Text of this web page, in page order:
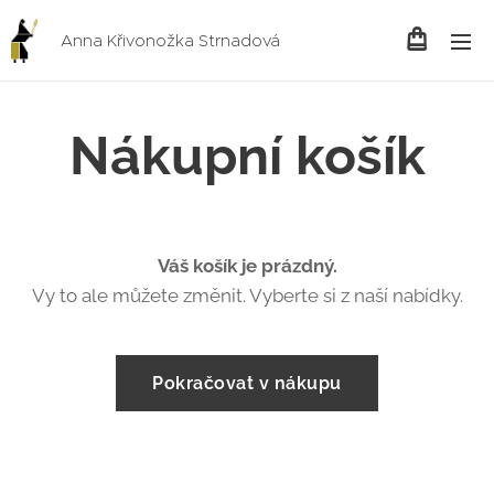
Anna Křivonožka Strnadová
Nákupní košík
Váš košík je prázdný.
Vy to ale můžete změnit. Vyberte si z naší nabídky.
Pokračovat v nákupu